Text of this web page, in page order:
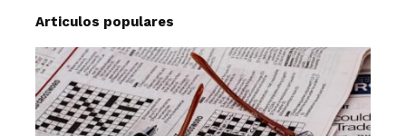
Articulos populares